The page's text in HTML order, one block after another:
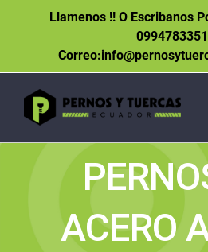
Llamenos !! O Escribanos
0994783351
ACERO